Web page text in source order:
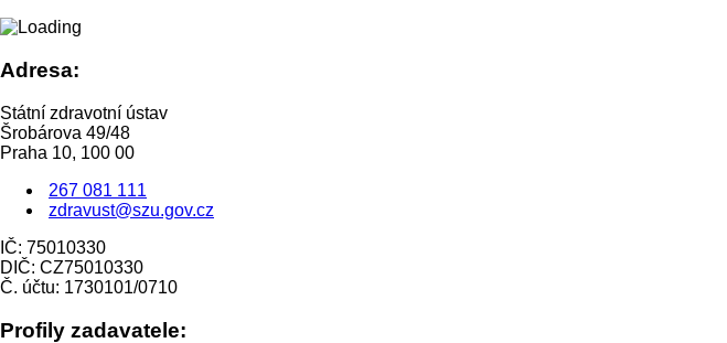
Adresa:
Státní zdravotní ústav
Šrobárova 49/48
Praha 10, 100 00
267 081 111
zdravust@szu.gov.cz
IČ: 75010330
DIČ: CZ75010330
Č. účtu: 1730101/0710
Profily zadavatele: